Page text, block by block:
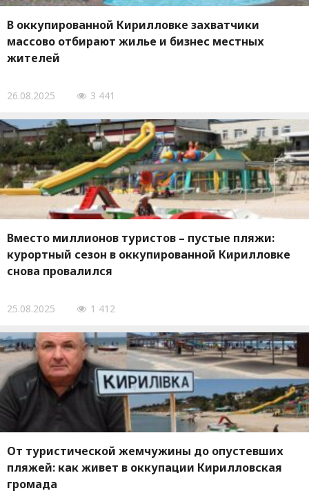
В оккупированной Кирилловке захватчики
массово отбирают жилье и бизнес местных
жителей
26.08.2025 3 441
Вместо миллионов туристов – пустые пляжи:
курортный сезон в оккупированной Кирилловке
снова провалился
25.08.2025 1 412
От туристической жемчужины до опустевших
пляжей: как живет в оккупации Кирилловская
громада